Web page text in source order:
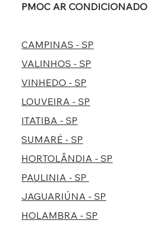
PMOC AR CONDICIONADO
CAMPINAS - SP
VALINHOS - SP
VINHEDO - SP
LOUVEIRA - SP
ITATIBA - SP
SUMARÉ - SP
HORTOLÂNDIA - SP
PAULINIA - SP
JAGUARIÚNA - SP
HOLAMBRA - SP